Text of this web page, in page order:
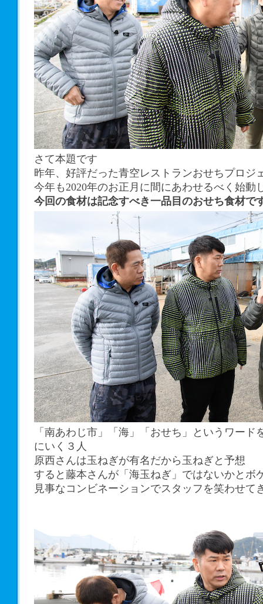
さて本題です
昨年、好評だった青空レストランおせちプロジ
今年も2020年のお正月に間にあわせるべく始動
今回の食材は記念すべき一品目のおせち食材で
「南あわじ市」「海」「おせち」というワード
にいく３人
原西さんは玉ねぎが有名だから玉ねぎと予想
すると藤本さんが「海玉ねぎ」ではないかとボ
見事なコンビネーションでスタッフを笑わせて